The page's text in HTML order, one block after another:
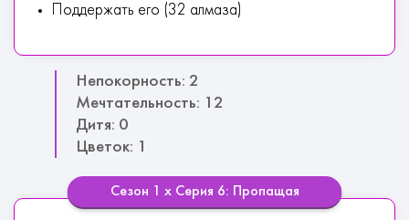
Поддержать его (32 алмаза)
Непокорность: 2
Мечтательность: 12
Дитя: 0
Цветок: 1
Сезон 1 х Серия 6: Пропащая